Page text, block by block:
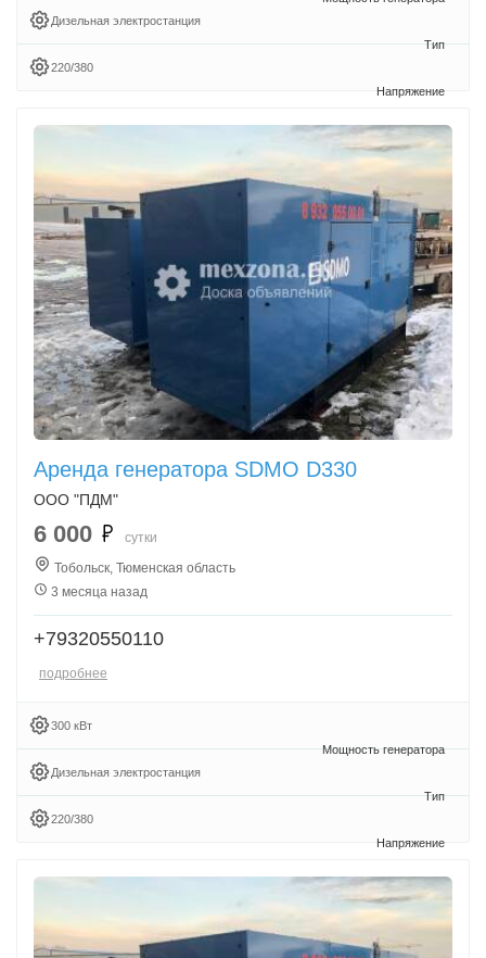
Дизельная электростанция
220/380
Аренда генератора SDMO D330
ООО "ПДМ"
6 000
сутки
Тобольск, Тюменская область
3 месяца назад
+79320550110
подробнее
300 кВт
Дизельная электростанция
220/380